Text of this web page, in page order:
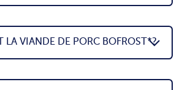
LA VIANDE DE PORC BOFROST*?